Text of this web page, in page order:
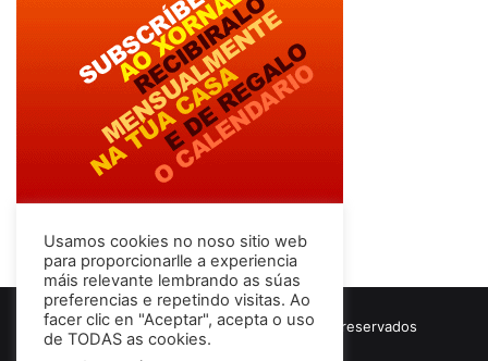
© Copyright 2026, Todos los derechos reservados
Usamos cookies no noso sitio web
para proporcionarlle a experiencia
máis relevante lembrando as súas
preferencias e repetindo visitas. Ao
facer clic en "Aceptar", acepta o uso
de TODAS as cookies.